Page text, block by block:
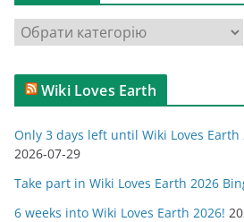
в
а
т
о
р
і
ї
Wiki Loves Earth
Only 3 days left until Wiki Loves Earth
2026-07-29
Take part in Wiki Loves Earth 2026
6 weeks into Wiki Loves Earth 2026!